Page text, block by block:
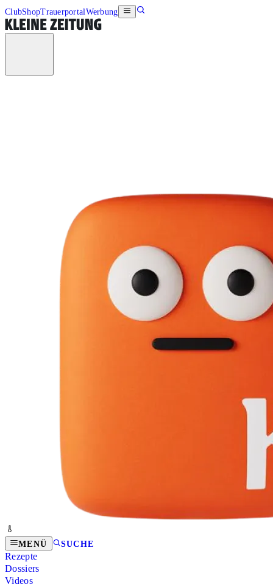
ClubShopTrauerportalWerbung
MENÜ SUCHE
Rezepte
Dossiers
Videos